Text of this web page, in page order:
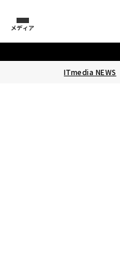
メディア
ITmedia NEWS